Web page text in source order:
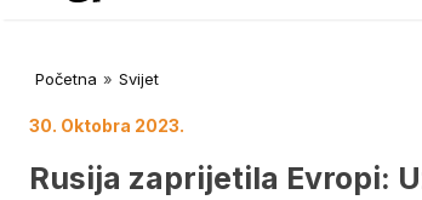
Početna » Svijet
30. Oktobra 2023.
Rusija zaprijetila Evropi: